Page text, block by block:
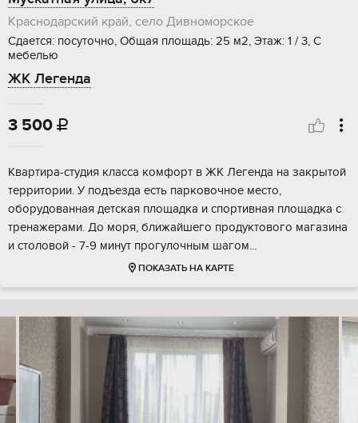
Краснодарский край, село Дивноморское
Сдается: посуточно, Общая площадь: 25 м2, Этаж: 1 / 3, С
мебелью
ЖК Легенда
3 500 
Квартира-студия класса комфорт в ЖК Легенда на закрытой
территории. У подъезда есть парковочное место,
оборудованная детская площадка и спортивная площадка с
тренажерами. До моря, ближайшего продуктового магазина
и столовой - 7-9 минут прогулочным шагом...
ПОКАЗАТЬ НА КАРТЕ